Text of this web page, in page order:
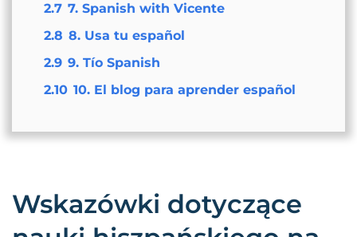
2.7 7. Spanish with Vicente
2.8 8. Usa tu español
2.9 9. Tío Spanish
2.10 10. El blog para aprender español
Wskazówki dotyczące